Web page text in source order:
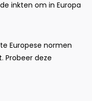
inkten om in Europa
Europese normen
Probeer deze